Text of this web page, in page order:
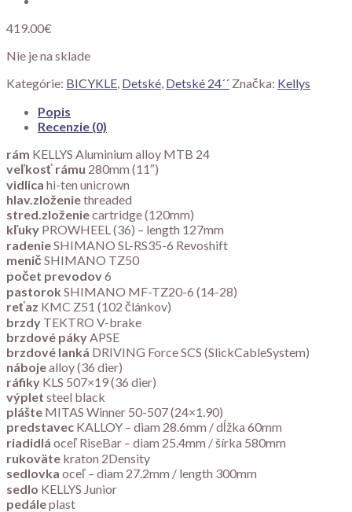
419.00€
Nie je na sklade
Kategórie: BICYKLE, Detské, Detské 24´´ Značka: Kellys
Popis
Recenzie (0)
rám KELLYS Aluminium alloy MTB 24
veľkosť rámu 280mm (11″)
vidlica hi-ten unicrown
hlav.zloženiethreaded
stred.zloženiecartridge (120mm)
kľuky PROWHEEL (36) – length 127mm
radenieSHIMANO SL-RS35-6 Revoshift
meničSHIMANO TZ50
počet prevodov6
pastorok SHIMANO MF-TZ20-6 (14-28)
reťaz KMC Z51 (102 článkov)
brzdy TEKTRO V-brake
brzdové pákyAPSE
brzdové lanká DRIVING Force SCS (SlickCableSystem)
nábojealloy (36 dier)
ráfiky KLS 507×19 (36 dier)
výplet steel black
plášte MITAS Winner 50-507 (24×1.90)
predstavec KALLOY – diam 28.6mm / dĺžka 60mm
riadidlá oceľ RiseBar – diam 25.4mm / šírka 580mm
rukoväte kraton 2Density
sedlovka oceľ – diam 27.2mm / length 300mm
sedlo KELLYS Junior
pedáleplast